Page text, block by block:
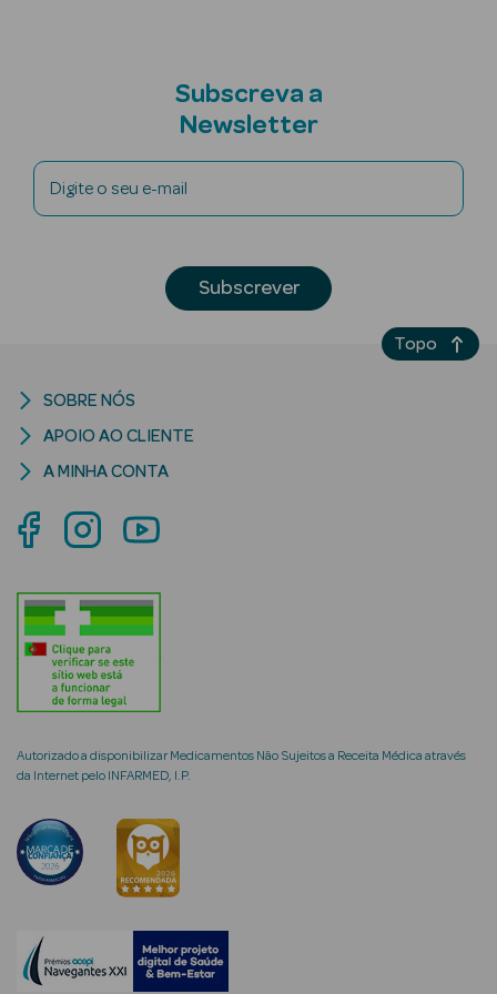
Ver Tudo
Perfumes
Eau de Parfum
Águas de
Colónia
Coffrets
Coffrets de
Mulher
Homem
Subscreva a
Newsletter
Digite o seu e-mail
Subscrever
Autorizado a disponibilizar Medicamentos Não Sujeitos a Receita Médica através
da Internet pelo INFARMED, I.P.
SOBRE NÓS
APOIO AO CLIENTE
A MINHA CONTA
Topo